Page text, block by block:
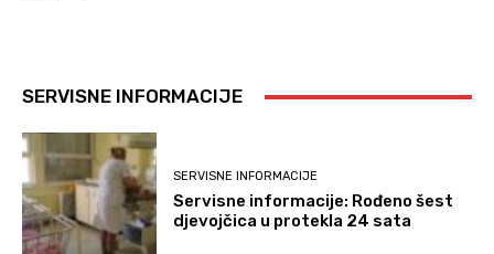
SERVISNE INFORMACIJE
SERVISNE INFORMACIJE
Servisne informacije: Rođeno šest
djevojčica u protekla 24 sata